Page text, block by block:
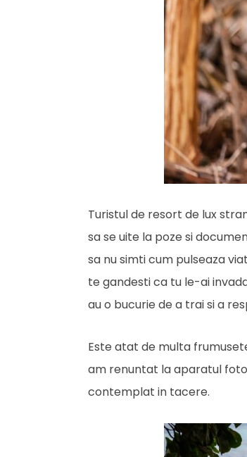
Turistul de resort de lux
sa se uite la poze si
sa nu simti cum pulseaza
te gandesti ca tu le-ai
au o bucurie de a trai si a
Este atat de multa
am renuntat la aparatul
contemplat in tacere.